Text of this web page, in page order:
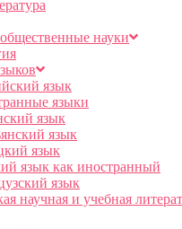
науки
язык
языки
язык
язык
язык
язык как иностранный
язык
научная и учебная